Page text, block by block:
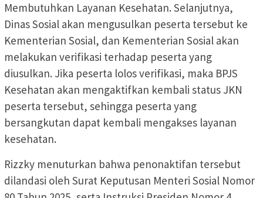
Membutuhkan Layanan Kesehatan. Selanjutnya,
Dinas Sosial akan mengusulkan peserta tersebut ke
Kementerian Sosial, dan Kementerian Sosial akan
melakukan verifikasi terhadap peserta yang
diusulkan. Jika peserta lolos verifikasi, maka BPJS
Kesehatan akan mengaktifkan kembali status JKN
peserta tersebut, sehingga peserta yang
bersangkutan dapat kembali mengakses layanan
kesehatan.
Rizzky menuturkan bahwa penonaktifan tersebut
dilandasi oleh Surat Keputusan Menteri Sosial Nomor